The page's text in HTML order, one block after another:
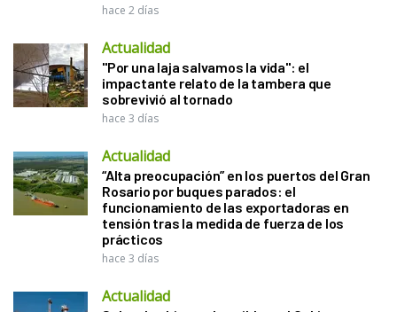
hace 2 días
Actualidad
"Por una laja salvamos la vida": el
impactante relato de la tambera que
sobrevivió al tornado
hace 3 días
Actualidad
“Alta preocupación” en los puertos del Gran
Rosario por buques parados: el
funcionamiento de las exportadoras en
tensión tras la medida de fuerza de los
prácticos
hace 3 días
Actualidad